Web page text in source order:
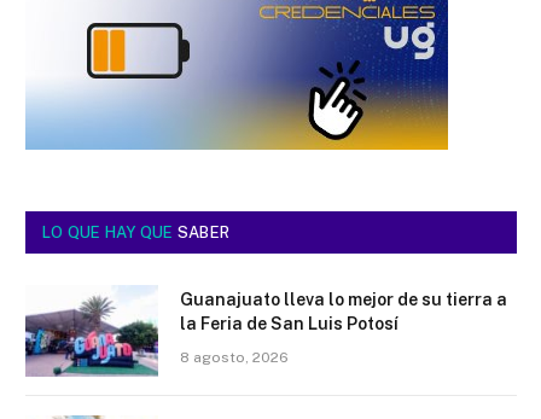
LO QUE HAY QUE SABER
Guanajuato lleva lo mejor de su tierra a
la Feria de San Luis Potosí
8 agosto, 2026